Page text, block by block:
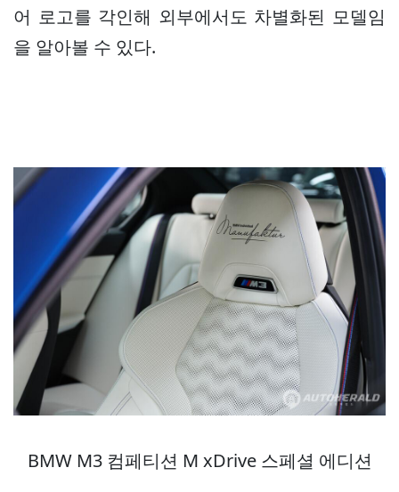
어 로고를 각인해 외부에서도 차별화된 모델임
을 알아볼 수 있다.
BMW M3 컴페티션 M xDrive 스페셜 에디션